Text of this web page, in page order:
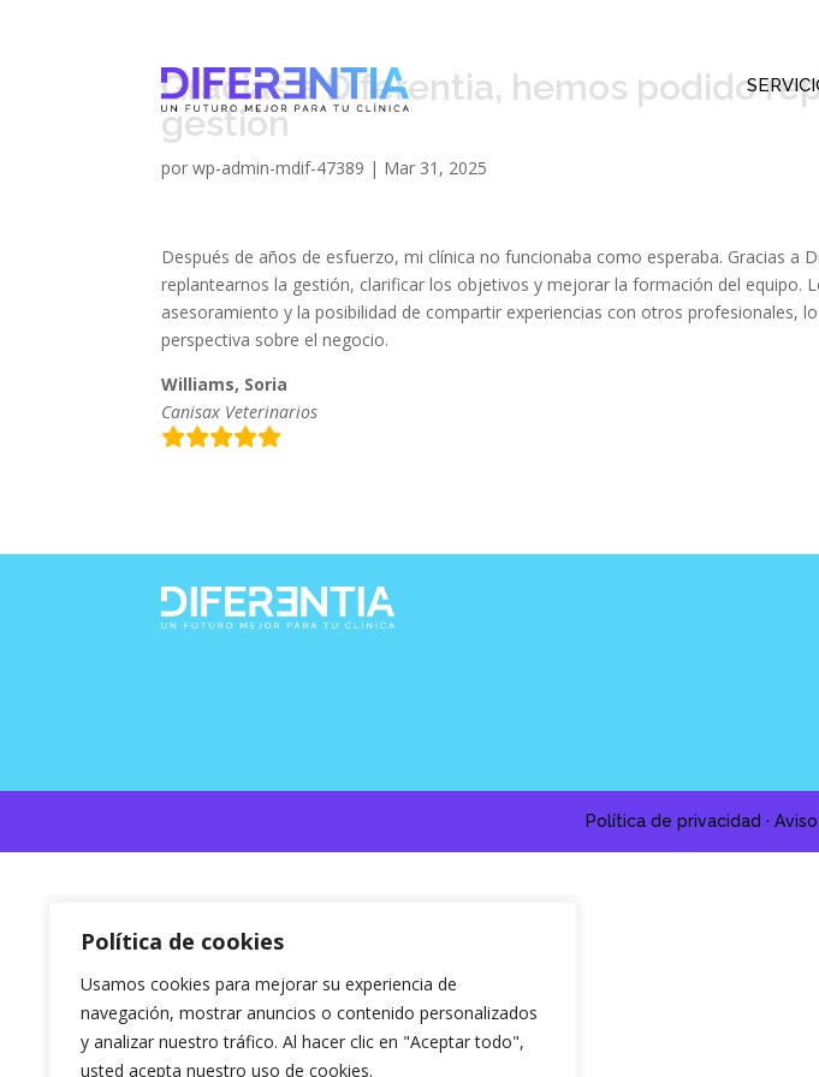
Política de cookies
Usamos cookies para mejorar su experiencia de
navegación, mostrar anuncios o contenido personalizados
y analizar nuestro tráfico. Al hacer clic en "Aceptar todo",
usted acepta nuestro uso de cookies.
Gracias a Diferentia, hemos podido
gestión
porwp-admin-mdif-47389 | Mar 31, 2025
Después de años de esfuerzo, mi clínica no funcionaba como esperaba. Gracias a
replantearnos la gestión, clarificar los objetivos y mejorar la formación del equipo.
asesoramiento y la posibilidad de compartir experiencias con otros profesionales,
perspectiva sobre el negocio.
Williams, Soria
Canisax Veterinarios
Política de privacidad ·